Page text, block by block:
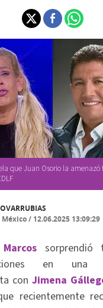
que Juan Osorio la
/ 12.06.2025 13:09:29
sorprendió
en una
con Jimena
recientemente